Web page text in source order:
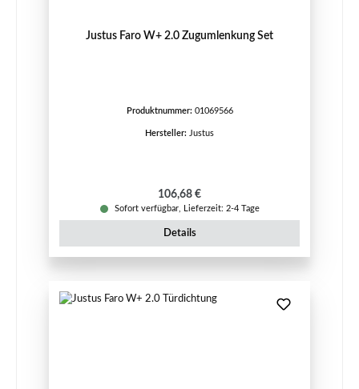
Justus Faro W+ 2.0 Zugumlenkung Set
Produktnummer: 01069566
Hersteller: Justus
Regulärer Preis:
106,68 €
Sofort verfügbar, Lieferzeit: 2-4 Tage
Details